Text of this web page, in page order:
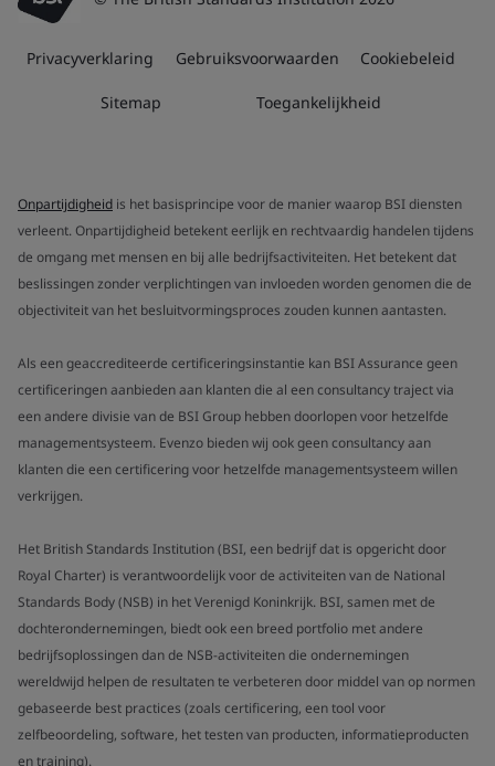
Privacyverklaring Gebruiksvoorwaarden Cookiebeleid
Sitemap Toegankelijkheid
Onpartijdigheid is het basisprincipe voor de manier waarop BSI diensten
verleent. Onpartijdigheid betekent eerlijk en rechtvaardig handelen tijdens
de omgang met mensen en bij alle bedrijfsactiviteiten. Het betekent dat
beslissingen zonder verplichtingen van invloeden worden genomen die de
objectiviteit van het besluitvormingsproces zouden kunnen aantasten.
Als een geaccrediteerde certificeringsinstantie kan BSI Assurance geen
certificeringen aanbieden aan klanten die al een consultancy traject via
een andere divisie van de BSI Group hebben doorlopen voor hetzelfde
managementsysteem. Evenzo bieden wij ook geen consultancy aan
klanten die een certificering voor hetzelfde managementsysteem willen
verkrijgen.
Het British Standards Institution (BSI, een bedrijf dat is opgericht door
Royal Charter) is verantwoordelijk voor de activiteiten van de National
Standards Body (NSB) in het Verenigd Koninkrijk. BSI, samen met de
dochterondernemingen, biedt ook een breed portfolio met andere
bedrijfsoplossingen dan de NSB-activiteiten die ondernemingen
wereldwijd helpen de resultaten te verbeteren door middel van op normen
gebaseerde best practices (zoals certificering, een tool voor
zelfbeoordeling, software, het testen van producten, informatieproducten
en training).